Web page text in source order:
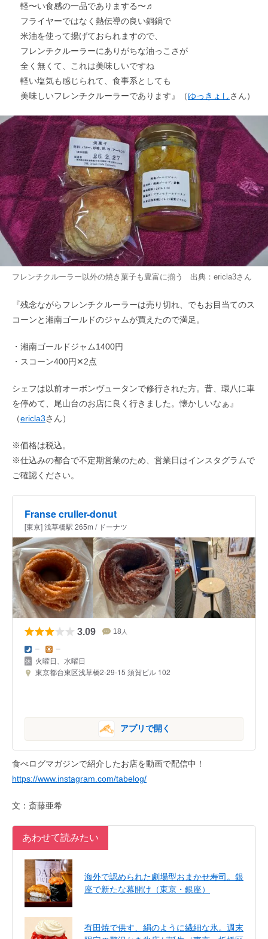
軽〜い食感の一品でありまする〜♬
フライヤーではなく熱伝導の良い銅鍋で
米油を使って揚げておられますので、
フレンチクルーラーにありがちな油っこさが
全く無くて、これは美味しいですね
軽い塩気も感じられて、食事系としても
美味しいフレンチクルーラーであります』（ゆっきょし さん）
フレンチクルーラー以外の焼き菓子も豊富に揃う 出典： ericla3さん
『残念ながらフレンチクルーラーは売り切れ、でもお目当てのス
コーンと湘南ゴールドのジャムが買えたので満足。
・湘南ゴールドジャム1400円
・スコーン400円✕2点
シェフは以前オーボンヴュータンで修行された方。昔、環八に車
を停めて、尾山台のお店に良く行きました。懐かしいなぁ』
（ericla3さん）
※価格は税込。
※仕込みの都合で不定期営業のため、営業日はインスタグラムで
ご確認ください。
Franse cruller-donut
[東京] 浅草橋駅 265m / ドーナツ
3.09 18 人
– –
火曜日、水曜日
東京都台東区浅草橋2-29-15 須賀ビル 102
アプリで開く
食べログマガジンで紹介したお店を動画で配信中！
https://www.instagram.com/tabelog/
文：斎藤亜希
あわせて読みたい
海外で認められた劇場型おまかせ寿司。銀
座で新たな幕開け（東京・銀座）
有田焼で供す、絹のように繊細な氷。週末